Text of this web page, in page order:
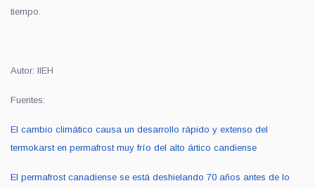
tiempo.
Autor: IIEH
Fuentes:
El cambio climático causa un desarrollo rápido y extenso del
termokarst en permafrost muy frío del alto ártico candiense
El permafrost canadiense se está deshielando 70 años antes de lo